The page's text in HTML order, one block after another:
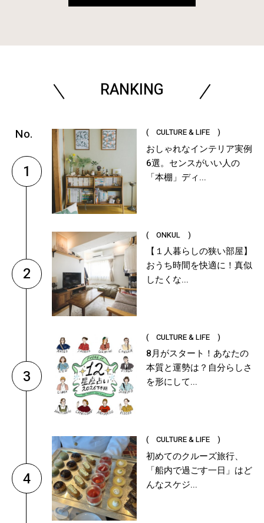
RANKING
1
( CULTURE & LIFE )
おしゃれなインテリア実例
6選。センスがいい人の
「本棚」ディ...
2
( ONKUL )
【１人暮らしの狭い部屋】
おうち時間を快適に！真似
したくな...
3
( CULTURE & LIFE )
8月がスタート！あなたの
本質と運勢は？自分らしさ
を形にして...
4
( CULTURE & LIFE )
初めてのクルーズ旅行、
「船内で過ごす一日」はど
んなスケジ...